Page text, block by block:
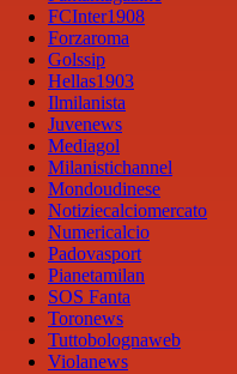
FCInter1908
Forzaroma
Golssip
Hellas1903
Ilmilanista
Juvenews
Mediagol
Milanistichannel
Mondoudinese
Notiziecalciomercato
Numericalcio
Padovasport
Pianetamilan
SOS Fanta
Toronews
Tuttobolognaweb
Violanews